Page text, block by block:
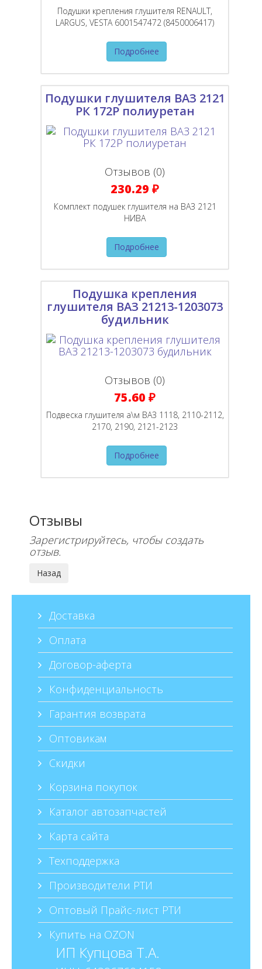
Подушки крепления глушителя RENAULT,
LARGUS, VESTA 6001547472 (8450006417)
Подробнее
Подушки глушителя ВАЗ 2121
РК 172Р полиуретан
Отзывов (0)
230.29 ₽
Комплект подушек глушителя на ВАЗ 2121
НИВА
Подробнее
Подушка крепления
глушителя ВАЗ 21213-1203073
будильник
Отзывов (0)
75.60 ₽
Подвеска глушителя а\м ВАЗ 1118, 2110-2112,
2170, 2190, 2121-2123
Подробнее
Отзывы
Зарегистрируйтесь, чтобы создать
отзыв.
Доставка
Оплата
Договор-аферта
Конфиденциальность
Гарантия возврата
Оптовикам
Скидки
Корзина покупок
Каталог автозапчастей
Карта сайта
Техподдержка
Производители РТИ
Оптовый Прайс-лист РТИ
Купить на OZON
ИП Купцова Т.А.